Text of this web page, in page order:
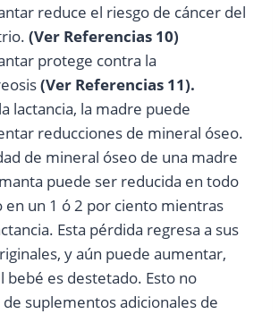
reduce el riesgo de cáncer del
(Ver Referencias 10)
protege contra la
(Ver Referencias 11).
lactancia, la madre puede
reducciones de mineral óseo.
de mineral óseo de una madre
puede ser reducida en todo
en un 1 ó 2 por ciento mientras
Esta pérdida regresa a sus
y aún puede aumentar,
bebé es destetado. Esto no
suplementos adicionales de